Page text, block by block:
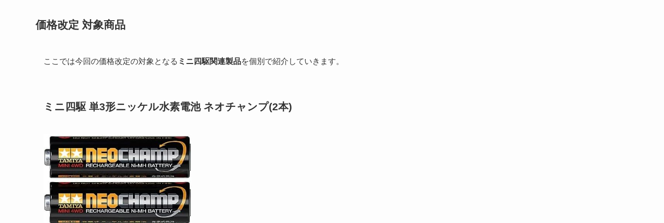
価格改定 対象商品
ここでは今回の価格改定の対象となる ミニ四駆関連製品を個別で紹介していきます。
ミニ四駆 単3形ニッケル水素電池 ネオチャンプ(2本)